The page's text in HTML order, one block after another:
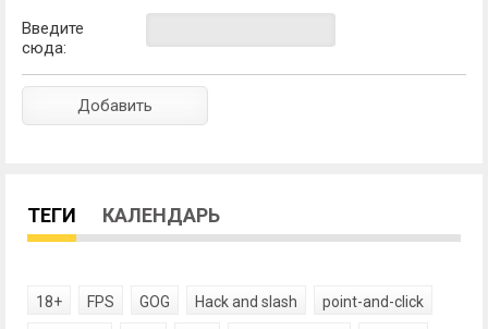
Введите
сюда:
ТЕГИ КАЛЕНДАРЬ
18+ FPS GOG Hack and slash point-and-click